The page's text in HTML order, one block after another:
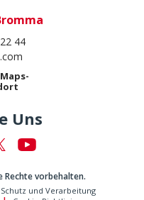
44
Uns
Rechte vorbehalten.
Schutz und Verarbeitung